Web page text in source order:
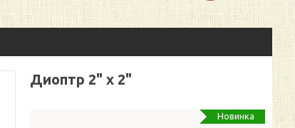
Диоптр 2" х 2"
Новинка